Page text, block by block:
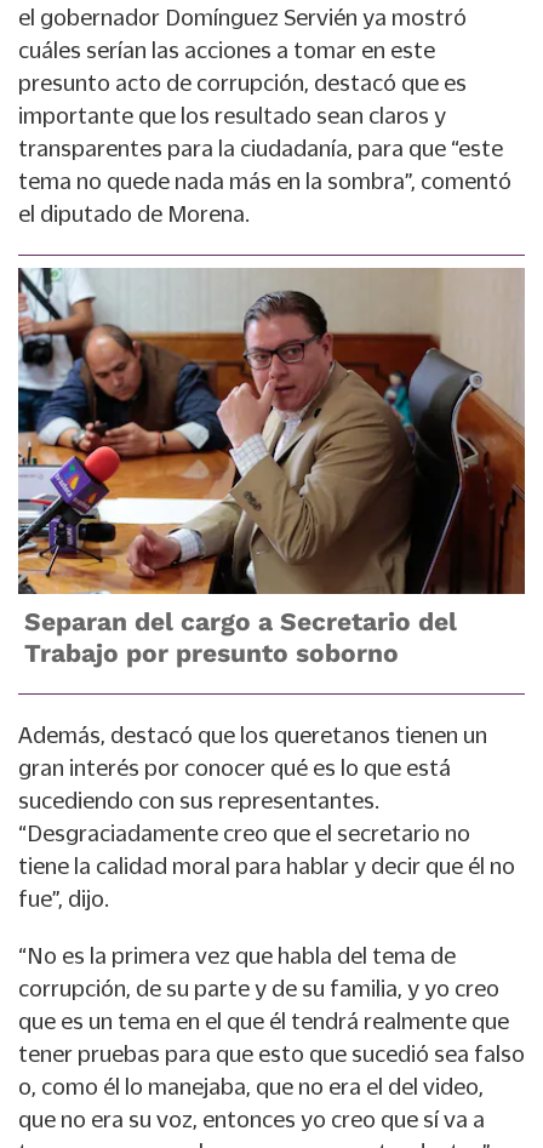
el gobernador Domínguez Servién ya mostró
cuáles serían las acciones a tomar en este
presunto acto de corrupción, destacó que es
importante que los resultado sean claros y
transparentes para la ciudadanía, para que “este
tema no quede nada más en la sombra”, comentó
el diputado de Morena.
Separan del cargo a Secretario del
Trabajo por presunto soborno
Además, destacó que los queretanos tienen un
gran interés por conocer qué es lo que está
sucediendo con sus representantes.
“Desgraciadamente creo que el secretario no
tiene la calidad moral para hablar y decir que él no
fue”, dijo.
“No es la primera vez que habla del tema de
corrupción, de su parte y de su familia, y yo creo
que es un tema en el que él tendrá realmente que
tener pruebas para que esto que sucedió sea falso
o, como él lo manejaba, que no era el del video,
que no era su voz, entonces yo creo que sí va a